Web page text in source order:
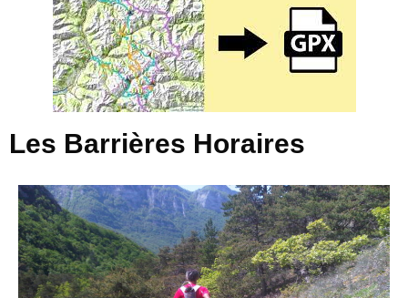
Les Barrières Horaires